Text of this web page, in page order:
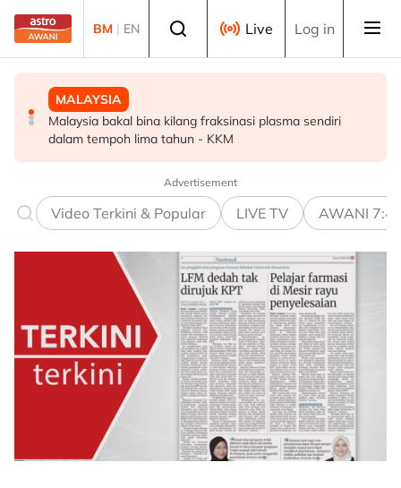
Skip to main content
BM | EN Live Log in
MALAYSIA
Malaysia bakal bina kilang fraksinasi plasma sendiri
dalam tempoh lima tahun - KKM
MALAYSIA
Rundingan import udang Thailand dijangka selesai
pertengahan bulan ini - Mohamad
POLITIK
PRN Melaka: BN terbuka untuk berunding, tukar kerusi -
Ahmad Zahid
Advertisement
Video Terkini & Popular LIVE TV AWANI